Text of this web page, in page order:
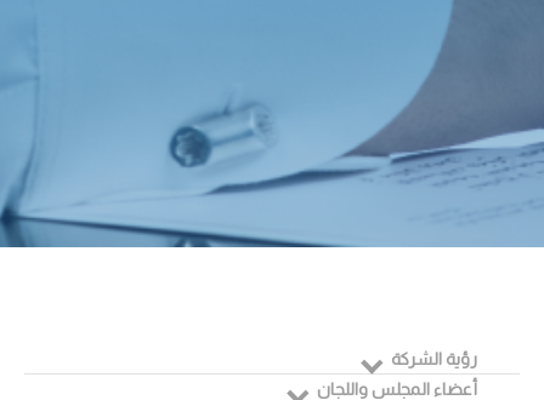
رؤية الشركة
أعضاء المجلس واللجان